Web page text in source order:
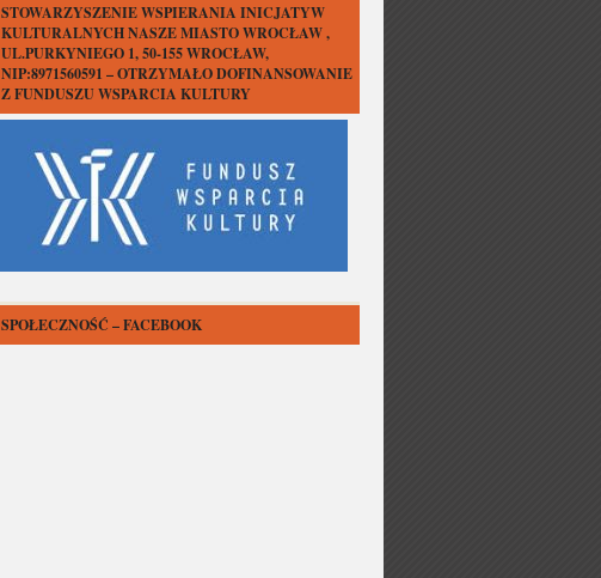
STOWARZYSZENIE WSPIERANIA INICJATYW
KULTURALNYCH NASZE MIASTO WROCŁAW ,
UL.PURKYNIEGO 1, 50-155 WROCŁAW,
NIP:8971560591 – OTRZYMAŁO DOFINANSOWANIE
Z FUNDUSZU WSPARCIA KULTURY
SPOŁECZNOŚĆ – FACEBOOK